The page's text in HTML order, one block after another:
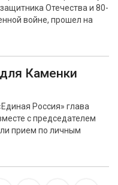
Отечества и 80-
войне, прошел на
Каменки
Россия» глава
с председателем
прием по личным